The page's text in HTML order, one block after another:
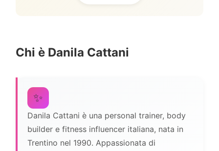
Chi è Danila Cattani
✨
Danila Cattani è una personal trainer, body
builder e fitness influencer italiana, nata in
Trentino nel 1990. Appassionata di